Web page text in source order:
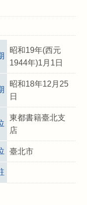
昭和19年(西元
1944年)1月1日
昭和18年12月25
日
東都書籍臺北支
店
臺北市